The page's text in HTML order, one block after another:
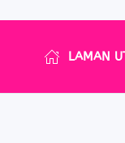
LAMAN